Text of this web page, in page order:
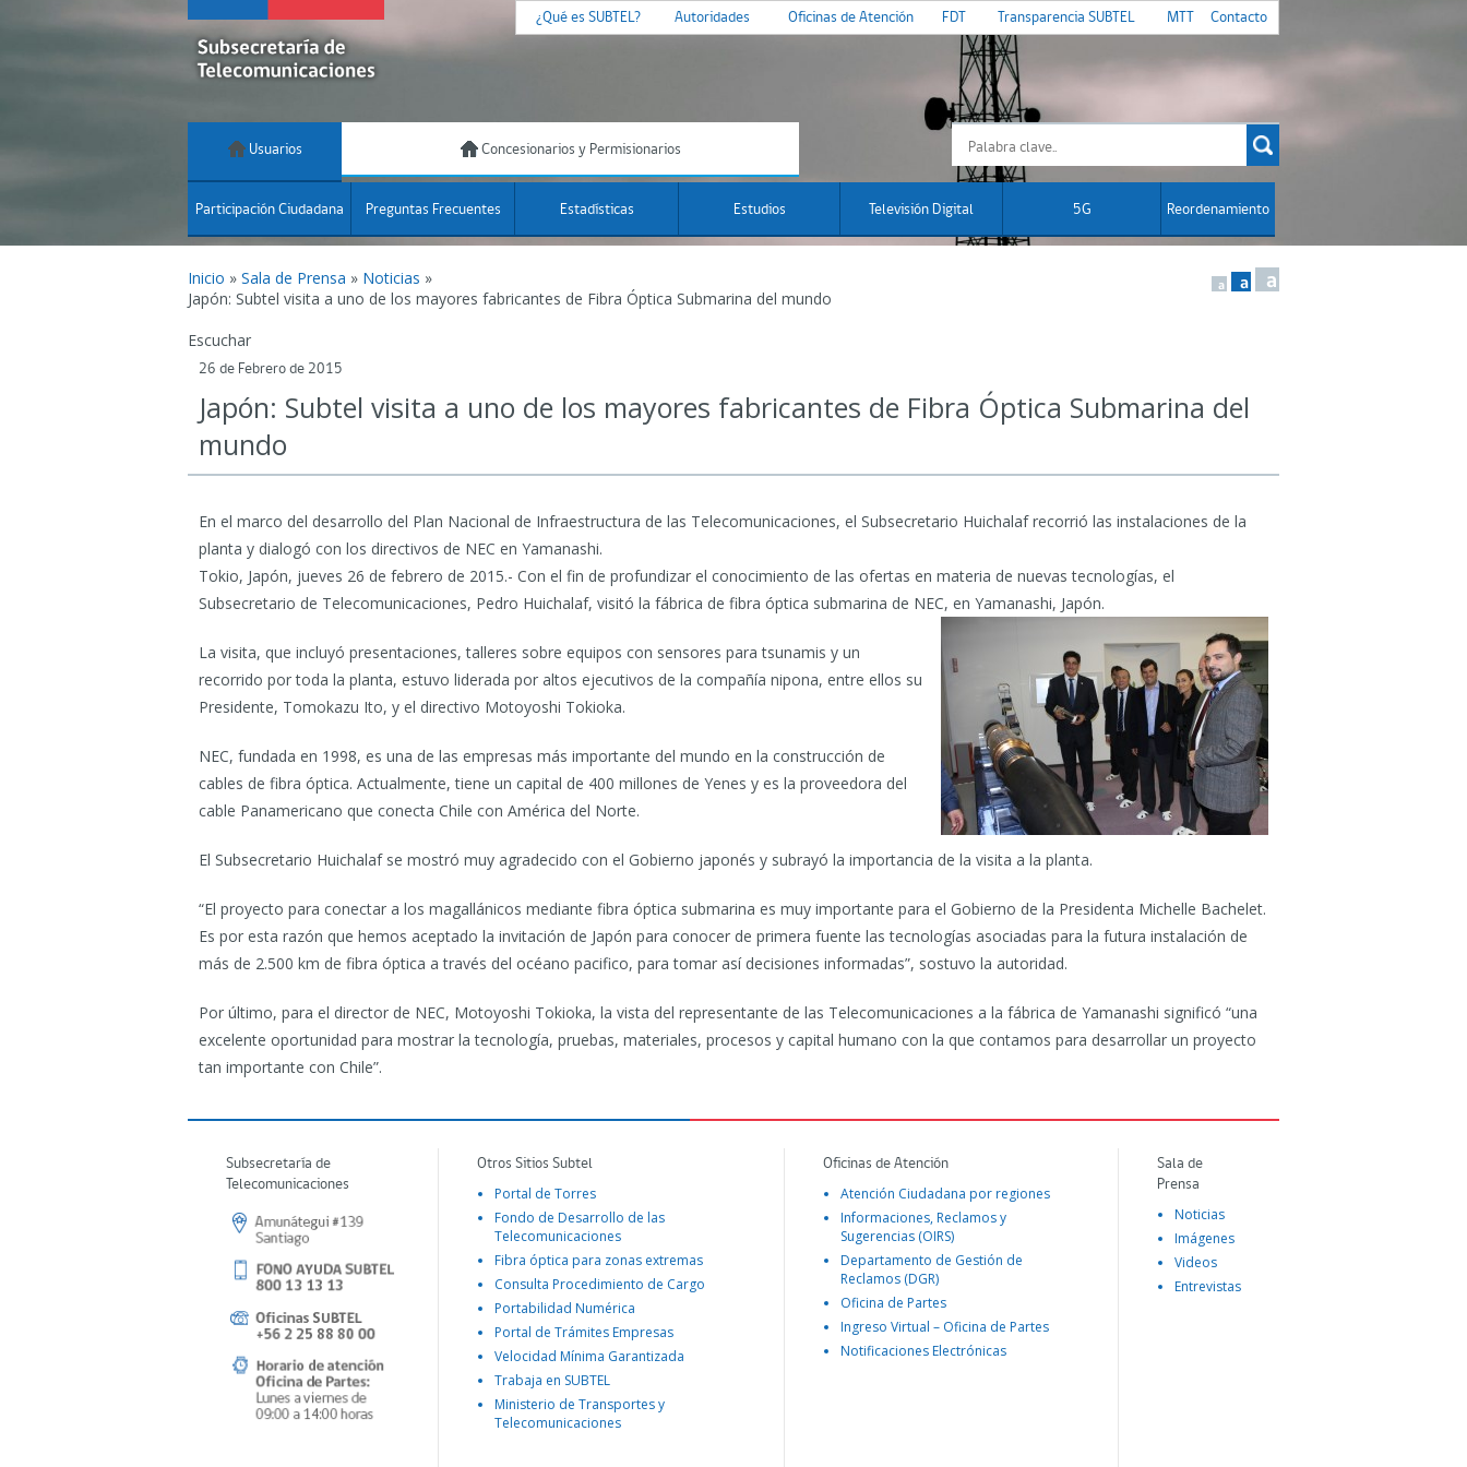
¿Qué es SUBTEL? Autoridades Oficinas de Atención FDT Transparencia SUBTEL MTT Contacto
Usuarios Concesionarios y Permisionarios
Participación Ciudadana Preguntas Frecuentes Estadísticas Estudios Televisión Digital 5G Reordenamiento
Inicio » Sala de Prensa » Noticias »
Japón: Subtel visita a uno de los mayores fabricantes de Fibra Óptica Submarina del mundo
a a a
Escuchar
26 de Febrero de 2015
Japón: Subtel visita a uno de los mayores fabricantes de Fibra Óptica Submarina del
mundo
En el marco del desarrollo del Plan Nacional de Infraestructura de las Telecomunicaciones, el Subsecretario Huichalaf recorrió las instalaciones de la
planta y dialogó con los directivos de NEC en Yamanashi.
Tokio, Japón, jueves 26 de febrero de 2015.- Con el fin de profundizar el conocimiento de las ofertas en materia de nuevas tecnologías, el
Subsecretario de Telecomunicaciones, Pedro Huichalaf, visitó la fábrica de fibra óptica submarina de NEC, en Yamanashi, Japón.
La visita, que incluyó presentaciones, talleres sobre equipos con sensores para tsunamis y un
recorrido por toda la planta, estuvo liderada por altos ejecutivos de la compañía nipona, entre ellos su
Presidente, Tomokazu Ito, y el directivo Motoyoshi Tokioka.
NEC, fundada en 1998, es una de las empresas más importante del mundo en la construcción de
cables de fibra óptica. Actualmente, tiene un capital de 400 millones de Yenes y es la proveedora del
cable Panamericano que conecta Chile con América del Norte.
El Subsecretario Huichalaf se mostró muy agradecido con el Gobierno japonés y subrayó la importancia de la visita a la planta.
“El proyecto para conectar a los magallánicos mediante fibra óptica submarina es muy importante para el Gobierno de la Presidenta Michelle Bachelet.
Es por esta razón que hemos aceptado la invitación de Japón para conocer de primera fuente las tecnologías asociadas para la futura instalación de
más de 2.500 km de fibra óptica a través del océano pacifico, para tomar así decisiones informadas”, sostuvo la autoridad.
Por último, para el director de NEC, Motoyoshi Tokioka, la vista del representante de las Telecomunicaciones a la fábrica de Yamanashi significó “una
excelente oportunidad para mostrar la tecnología, pruebas, materiales, procesos y capital humano con la que contamos para desarrollar un proyecto
tan importante con Chile”.
Subsecretaría de
Telecomunicaciones
Otros Sitios Subtel
Portal de Torres
Fondo de Desarrollo de las
Telecomunicaciones
Fibra óptica para zonas extremas
Consulta Procedimiento de Cargo
Portabilidad Numérica
Portal de Trámites Empresas
Velocidad Mínima Garantizada
Trabaja en SUBTEL
Ministerio de Transportes y
Telecomunicaciones
Oficinas de Atención
Atención Ciudadana por regiones
Informaciones, Reclamos y
Sugerencias (OIRS)
Departamento de Gestión de
Reclamos (DGR)
Oficina de Partes
Ingreso Virtual – Oficina de Partes
Notificaciones Electrónicas
Sala de
Prensa
Noticias
Imágenes
Videos
Entrevistas